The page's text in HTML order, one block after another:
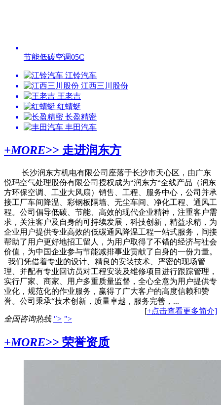
节能低碳空调05C
江铃汽车
江西三川股份
王老吉
红蜻蜓
长盈精密
丰田汽车
+MORE>> 走进润东方
长沙润东方机电有限公司座落于长沙市天心区，由广东
悦玛空气处理股份有限公司授权成为“润东方“全线产品（润东
方环保空调、工业大风扇）销售、工程、服务中心，公司并承
接工厂车间降温、彩钢板隔墙、无尘车间、净化工程、通风工
程。公司倡导低碳、节能、高效的现代企业精神，注重客户需
求，关注客户及自身的可持续发展，科技创新，精益求精，为
企业用户提供专业高效的低碳通风降温工程一站式服务，间接
帮助了用户更好地招工留人，为用户取得了不错的经济与社会
价值，为中国企业参与节能减排事业贡献了自身的一份力量。
我们凭借着专业的设计、精良的安装技术、严密的现场管
理、并配有专业回访员对工程安装及维修项目进行跟踪管理，
实行厂家、商家、用户多重质量监督，全心全意为用户提供专
业化，规范化的作业服务，赢得了广大客户的高度信赖和赞
誉。公司秉承“技术创新，质量卓越，服务完善，...
[+点击查看更多简介]
全国咨询热线 "> ">
+MORE>> 荣誉资质